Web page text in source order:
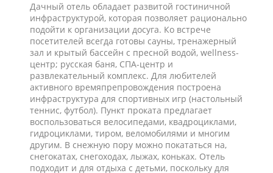
Дачный отель обладает развитой гостиничной
инфраструктурой, которая позволяет рационально
подойти к организации досуга. Ко встрече
посетителей всегда готовы сауны, тренажерный
зал и крытый бассейн с пресной водой, wellness-
центр; русская баня, СПА-центр и
развлекательный комплекс. Для любителей
активного времяпрепровождения построена
инфраструктура для спортивных игр (настольный
теннис, футбол). Пункт проката предлагает
воспользоваться велосипедами, квадроциклами,
гидроциклами, тиром, веломобилями и многим
другим. В снежную пору можно покататься на,
снегокатах, снегоходах, лыжах, коньках. Отель
подходит и для отдыха с детьми, поскольку для